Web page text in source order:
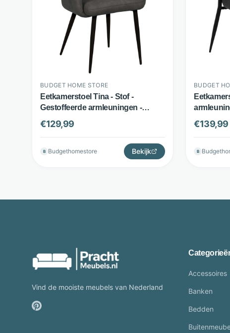
BUDGET HOME STORE
Eetkamerstoel Tina - Stof -
Gestoffeerde armleuningen -
Diverse kleuren - Budget Home
Store
€129,99
B Budgethomestore Bekijk
BUDGET
Home
€139,99
B
Vind de mooiste meubels van Nederland
Accessoires
Banken
Bedden